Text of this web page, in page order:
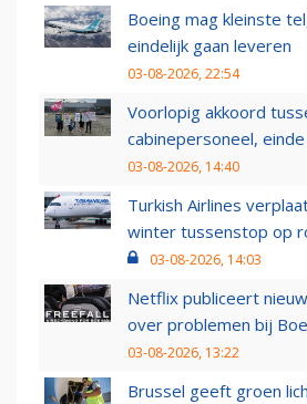
Boeing mag kleinste
eindelijk gaan leveren
03-08-2026, 22:54
Voorlopig akkoord
cabinepersoneel,
03-08-2026, 14:40
Turkish Airlines
winter tussenstop op
03-08-2026, 14:03
Netflix publiceert
over problemen bij
03-08-2026, 13:22
Brussel geeft groen